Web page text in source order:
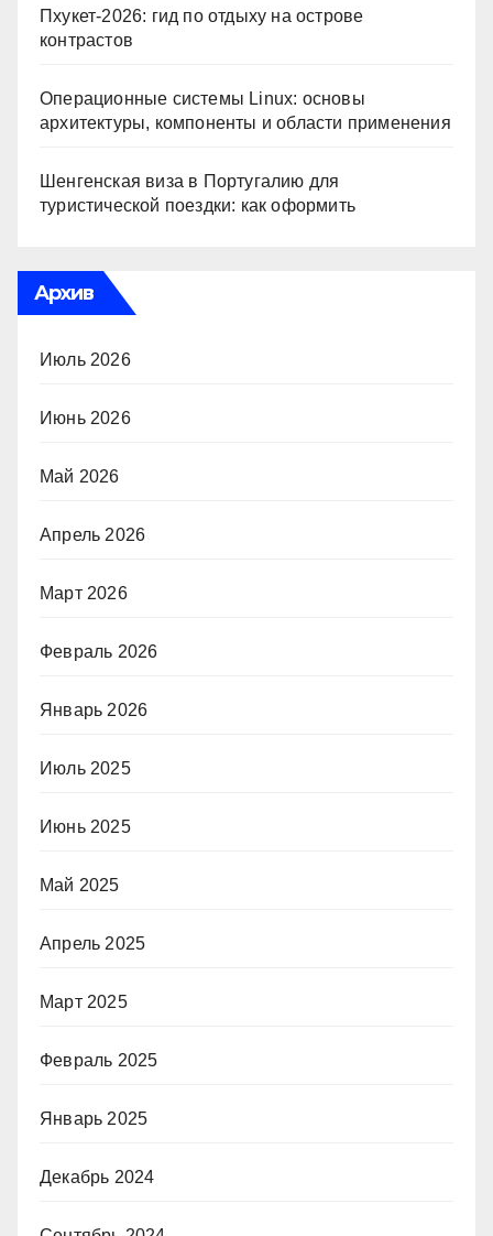
Пхукет-2026: гид по отдыху на острове
контрастов
Операционные системы Linux: основы
архитектуры, компоненты и области применения
Шенгенская виза в Португалию для
туристической поездки: как оформить
Архив
Июль 2026
Июнь 2026
Май 2026
Апрель 2026
Март 2026
Февраль 2026
Январь 2026
Июль 2025
Июнь 2025
Май 2025
Апрель 2025
Март 2025
Февраль 2025
Январь 2025
Декабрь 2024